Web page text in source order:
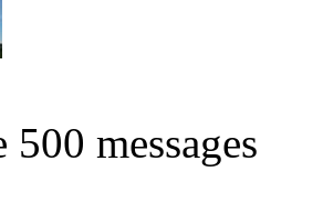
500 messages